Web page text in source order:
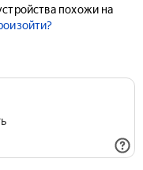
похожи на